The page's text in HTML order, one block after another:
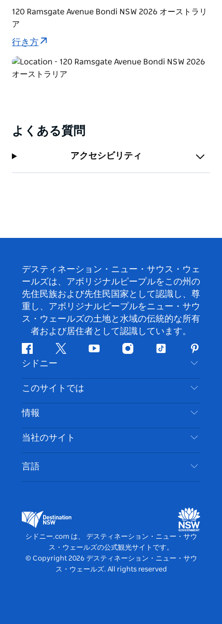
120 Ramsgate Avenue Bondi NSW 2026 オーストラリ
ア
行き方
よくある質問
アクセシビリティ
デスティネーション・ニュー・サウス・ウェ
ールズは、アボリジナルピープルをこの州の
先住民族および先住民国家として認識し、尊
重し、アボリジナルピープルをニュー・サウ
ス・ウェールズの土地と水域の伝統的な所有
者および居住者として認識しています。
フ
ェ
イ
ス
ブ
ッ
ク
ツ
ッ
タ
ー
ユ
チ
ー
イ
ス
グ
ム
テ
ッ
ト
ク
ピ
ン
タ
レ
ス
ト
シドニー
お問い合わせ
免責事項
クッキーに関する通知
このサイトでは
目的地
やるべきこと
イベント
宿泊施設
情報
旅行情報
アクセシブルシドニー
ビジネスを登録する
当社のサイト
デスティネーション・ニュー・サウス・ウェール
ズメディアセンター
ビビッド・シドニー
言語
シドニー.com は、 デスティネーション・ニュー・サウ
ス・ウェールズの公式観光サイトです。
© Copyright 2026 デスティネーション・ニュー・サウ
ス・ウェールズ. All rights reserved